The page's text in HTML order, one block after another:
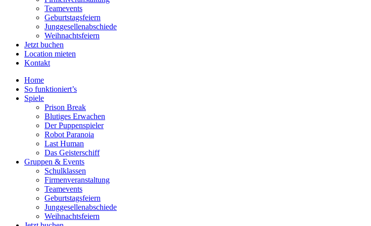
Teamevents
Geburtstagsfeiern
Junggesellenabschiede
Weihnachtsfeiern
Jetzt buchen
Location mieten
Kontakt
Home
So funktioniert’s
Spiele
Prison Break
Blutiges Erwachen
Der Puppenspieler
Robot Paranoia
Last Human
Das Geisterschiff
Gruppen & Events
Schulklassen
Firmenveranstaltung
Teamevents
Geburtstagsfeiern
Junggesellenabschiede
Weihnachtsfeiern